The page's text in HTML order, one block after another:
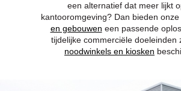
een alternatief dat meer lijkt
kantooromgeving? Dan bieden onze
en gebouwen een passende
tijdelijke commerciële doeleinden
noodwinkels en kiosken